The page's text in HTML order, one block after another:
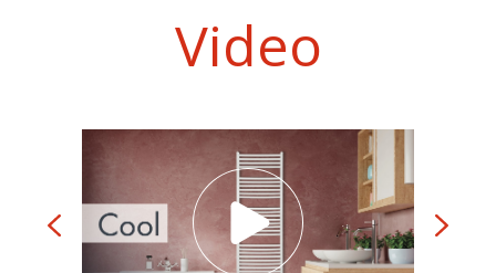
Video